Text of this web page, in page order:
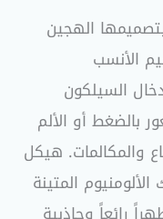
الهجين
الأنسب
السيلكون
بالضغط أو الألم
والمكالمات. هيكل
المتينة